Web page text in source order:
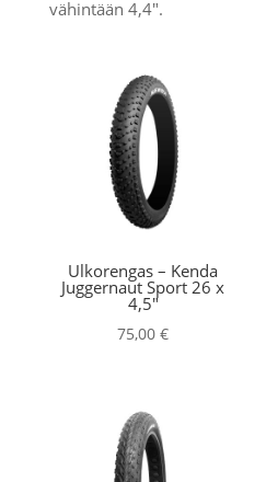
vähintään 4,4".
Ulkorengas – Kenda
Juggernaut Sport 26 x
4,5″
75,00€